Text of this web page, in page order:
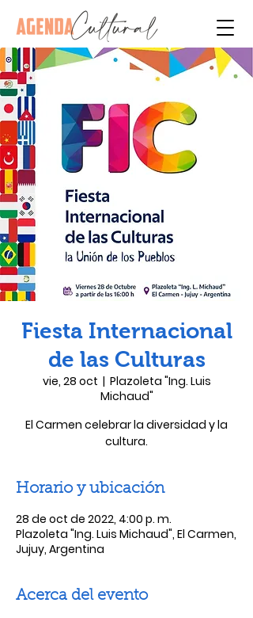
Fiesta Internacional
de las Culturas
vie, 28 oct
  |
Plazoleta "Ing. Luis
Michaud"
El Carmen celebrar la diversidad y la
cultura.
Horario y ubicación
28 de oct de 2022, 4:00 p. m.
Plazoleta "Ing. Luis Michaud", El Carmen,
Jujuy, Argentina
Acerca del evento